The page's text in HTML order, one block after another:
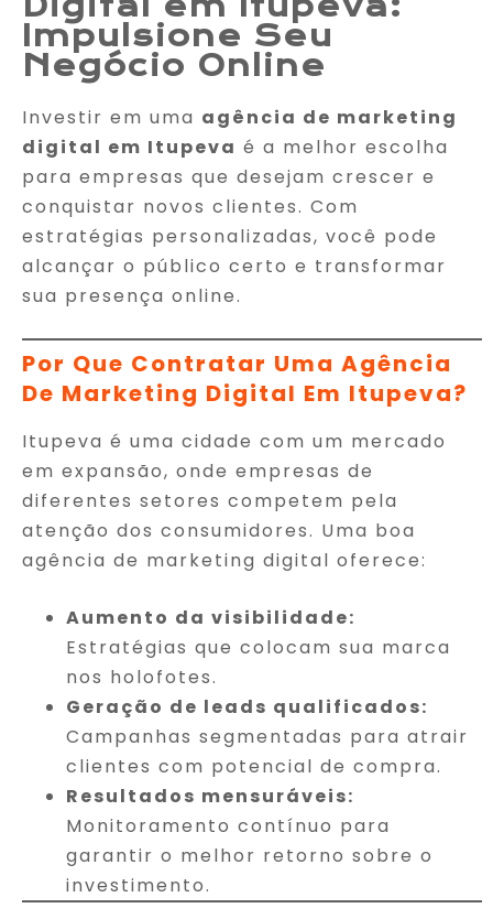
Impulsione Seu
Negócio Online
Investir em uma agência de marketing
digital em Itupeva é a melhor escolha
para empresas que desejam crescer e
conquistar novos clientes. Com
estratégias personalizadas, você pode
alcançar o público certo e transformar
sua presença online.
Por Que Contratar Uma Agência
De Marketing Digital Em Itupeva?
Itupeva é uma cidade com um mercado
em expansão, onde empresas de
diferentes setores competem pela
atenção dos consumidores. Uma boa
agência de marketing digital oferece:
Aumento da visibilidade:
Estratégias que colocam sua marca
nos holofotes.
Geração de leads qualificados:
Campanhas segmentadas para atrair
clientes com potencial de compra.
Resultados mensuráveis:
Monitoramento contínuo para
garantir o melhor retorno sobre o
investimento.